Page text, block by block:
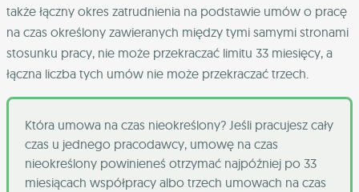
także łączny okres zatrudnienia na podstawie umów o pracę
na czas określony zawieranych między tymi samymi stronami
stosunku pracy, nie może przekraczać limitu 33 miesięcy, a
łączna liczba tych umów nie może przekraczać trzech.
Która umowa na czas nieokreślony? Jeśli pracujesz cały
czas u jednego pracodawcy, umowę na czas
nieokreślony powinieneś otrzymać najpóźniej po 33
miesiącach współpracy albo trzech umowach na czas